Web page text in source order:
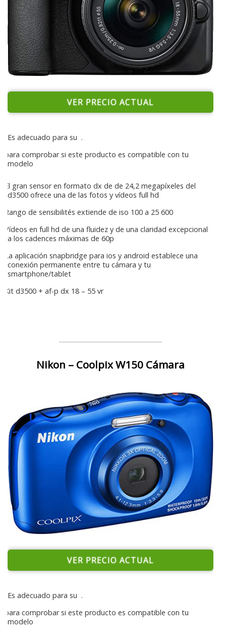
VER PRECIO ACTUAL
Es adecuado para su .
para comprobar si este producto es compatible con tu
modelo
El gran sensor en formato dx de de 24,2 megapíxeles del
d3500 ofrece una de las fotos y vídeos full hd
Rango de sensibilités extiende de iso 100 a 25 600
Vídeos en full hd de una fluidez y de una claridad excepcional
a los cadences máximas de 60p
La aplicación snapbridge para ios y android establece una
conexión permanente entre tu cámara y tu
smartphone/tablet
Kit d3500 + af-p dx 18 – 55 vr
Nikon – Coolpix W150 Cámara
VER PRECIO ACTUAL
Es adecuado para su .
para comprobar si este producto es compatible con tu
modelo